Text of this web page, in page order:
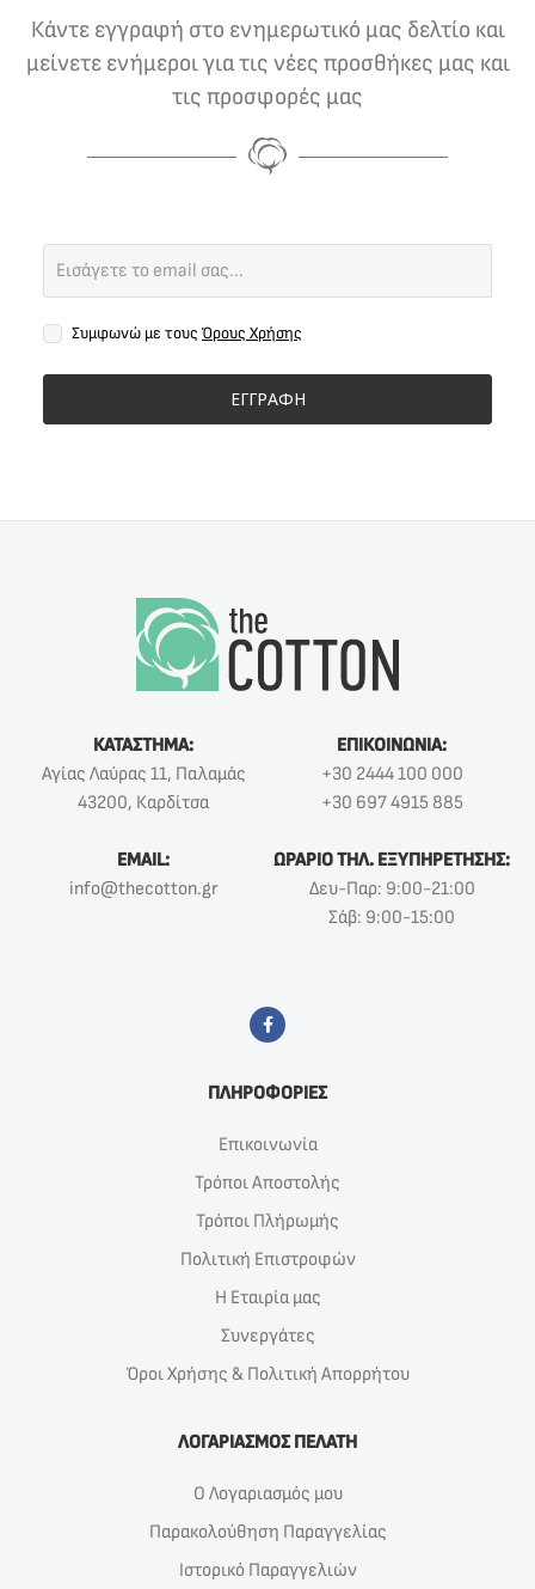
Κάντε εγγραφή στο ενημερωτικό μας δελτίο και
μείνετε ενήμεροι για τις νέες προσθήκες μας και
τις προσφορές μας
Συμφωνώ με τους Όρους Χρήσης
ΕΓΓΡΑΦΗ
ΚΑΤΑΣΤΗΜΑ:
Αγίας Λαύρας 11, Παλαμάς
43200, Καρδίτσα
ΕΠΙΚΟΙΝΩΝΙΑ:
+30 2444 100 000
+30 697 4915 885
EMAIL:
info@thecotton.gr
ΩΡΑΡΙΟ ΤΗΛ. ΕΞΥΠΗΡΕΤΗΣΗΣ:
Δευ-Παρ: 9:00-21:00
Σάβ: 9:00-15:00
ΠΛΗΡΟΦΟΡΙΕΣ
Επικοινωνία
Τρόποι Αποστολής
Τρόποι Πλήρωμής
Πολιτική Επιστροφών
Η Εταιρία μας
Συνεργάτες
Όροι Χρήσης & Πολιτική Απορρήτου
ΛΟΓΑΡΙΑΣΜΟΣ ΠΕΛΑΤΗ
Ο Λογαριασμός μου
Παρακολούθηση Παραγγελίας
Ιστορικό Παραγγελιών